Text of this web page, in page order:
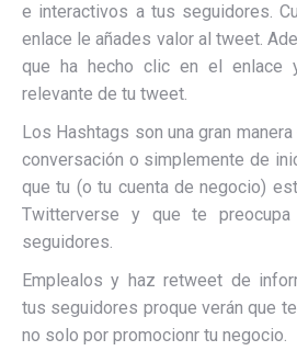
e interactivos a tus seguidores.
enlace le añades valor al tweet.
que ha hecho clic en el enlace
relevante de tu tweet.
Los Hashtags son una gran
conversación o simplemente de
que tu (o tu cuenta de negocio)
Twitterverse y que te
seguidores.
Emplealos y haz retweet de
tus seguidores proque verán que
no solo por promocionr tu negocio.